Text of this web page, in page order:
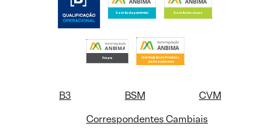
B3 BSM
CVM
Correspondentes Cambiais